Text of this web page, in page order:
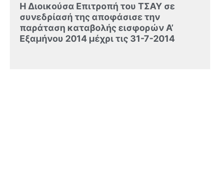
Η Διοικούσα Επιτροπή του ΤΣΑΥ σε
συνεδρίασή της αποφάσισε την
παράταση καταβολής εισφορών Α’
Εξαμήνου 2014 μέχρι τις 31-7-2014